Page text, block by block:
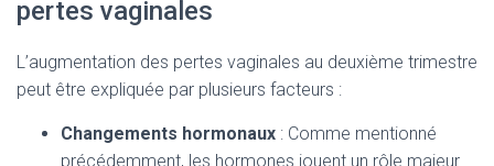
pertes vaginales
L’augmentation des pertes vaginales au deuxième trimestre
peut être expliquée par plusieurs facteurs :
Changements hormonaux : Comme mentionné
précédemment, les hormones jouent un rôle majeur